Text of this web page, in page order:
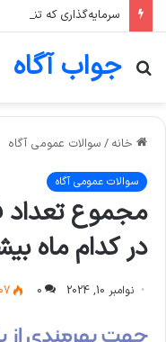
جواب آگاه
جستجو
خانه / سوالات عمومی آگاه
سوالات عمومی آگاه
مجموع تعداد
در کدام ماه
نوامبر 10, 2024 0